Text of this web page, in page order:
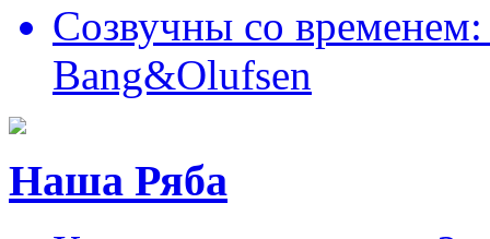
Созвучны со временем:
Bang&Olufsen
Наша Ряба